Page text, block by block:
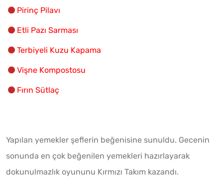
Pirinç Pilavı
Etli Pazı Sarması
Terbiyeli Kuzu Kapama
Vişne Kompostosu
Fırın Sütlaç
Yapılan yemekler şeflerin beğenisine sunuldu. Gecenin
sonunda en çok beğenilen yemekleri hazırlayarak
dokunulmazlık oyununu Kırmızı Takım kazandı.